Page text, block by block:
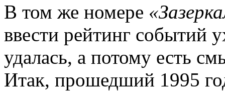
В том же номере
ввести рейтинг событий
удалась, а потому есть
Итак, прошедший 1995